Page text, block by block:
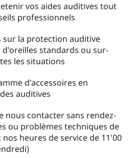
vos aides auditives tout
professionnels
sur la protection auditive
standards ou sur-
les situations
d'accessoires en
auditives
nous contacter sans rendez-
ou problèmes techniques de
heures de service de 11'00